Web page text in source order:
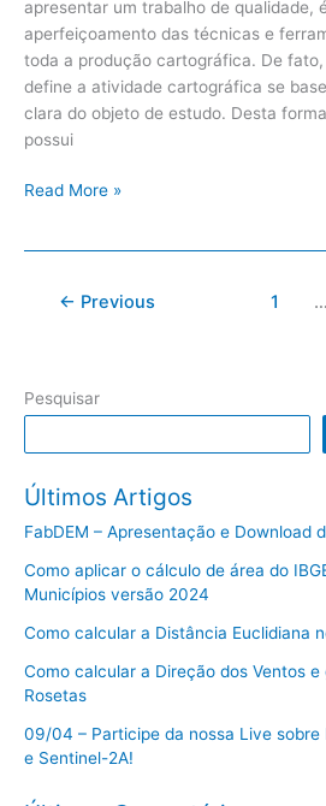
apresentar um trabalho de qualidade,
aperfeiçoamento das técnicas e
toda a produção cartográfica. De
define a atividade cartográfica se
clara do objeto de estudo. Desta
possui
Read More »
← Previous 1 …
Pesquisar
Últimos Artigos
FabDEM – Apresentação e Download
Como aplicar o cálculo de área do
Municípios versão 2024
Como calcular a Distância Euclidiana
Como calcular a Direção dos Ventos
Rosetas
09/04 – Participe da nossa Live sobre
e Sentinel-2A!